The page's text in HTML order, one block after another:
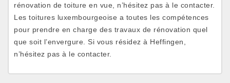
rénovation de toiture en vue, n’hésitez pas à le contacter.
Les toitures luxembourgeoise a toutes les compétences
pour prendre en charge des travaux de rénovation quel
que soit l’envergure. Si vous résidez à Heffingen,
n’hésitez pas à le contacter.